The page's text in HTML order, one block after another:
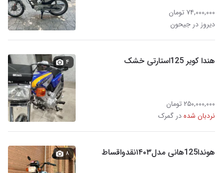
۷۴,۰۰۰,۰۰۰ تومان
دیروز در جیحون
هندا کویر 125استارتی خشک
۲۵۰,۰۰۰,۰۰۰ تومان
نردبان شدهدر گمرک
۴
هوندا125هانی مدل۱۴۰۳نقدواقساط ۸